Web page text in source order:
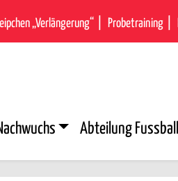
„Verlängerung“ Probetraining
Abteilung Fussball